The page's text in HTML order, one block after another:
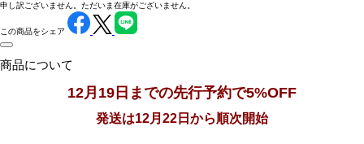
申し訳ございません。ただいま在庫がございません。
この商品をシェア
商品について
12月19日までの先行予約で5%OFF
発送は12月22日から順次開始